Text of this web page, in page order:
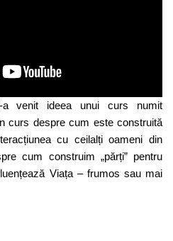
venit ideea unui curs numit
curs despre cum este construită
cu ceilalți oameni din
cum construim „părți” pentru
Viața – frumos sau mai